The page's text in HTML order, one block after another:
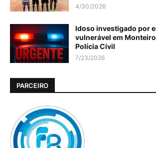
4/30/2026
Idoso investigado por
vulnerável em
Polícia Civil
7/23/2026
PARCEIRO